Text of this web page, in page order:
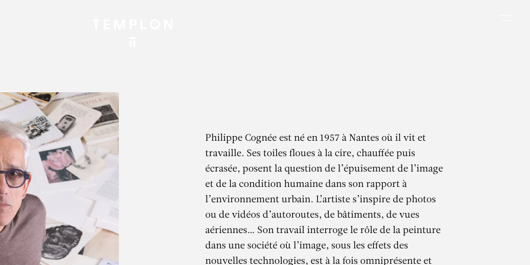
Philippe Cognée est né en 1957 à Nantes où il vit et
travaille. Ses toiles floues à la cire, chauffée puis
écrasée, posent la question de l’épuisement de l’image
et de la condition humaine dans son rapport à
l’environnement urbain. L’artiste s’inspire de photos
ou de vidéos d’autoroutes, de bâtiments, de vues
aériennes… Son travail interroge le rôle de la peinture
dans une société où l’image, sous les effets des
nouvelles technologies, est à la fois omniprésente et